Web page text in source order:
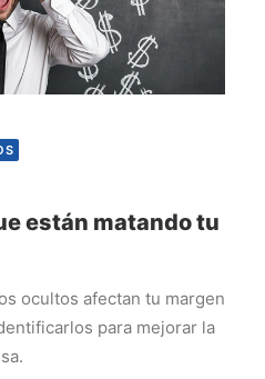
están matando tu
ocultos afectan tu margen
para mejorar la